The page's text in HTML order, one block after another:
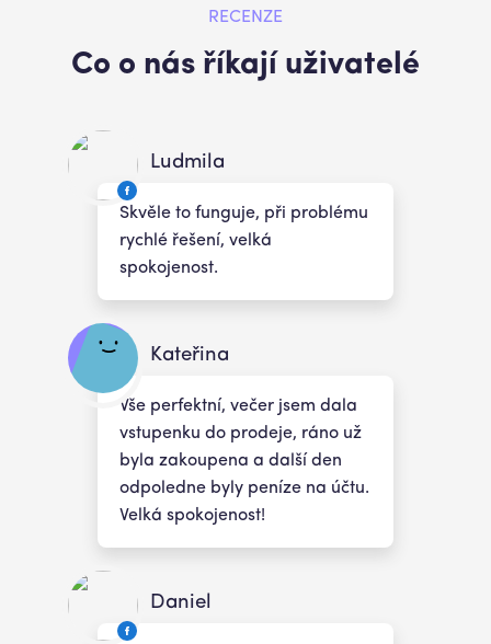
RECENZE
Co o nás říkají uživatelé
Ludmila
Skvěle to funguje, při problému
rychlé řešení, velká
spokojenost.
Kateřina
Vše perfektní, večer jsem dala
vstupenku do prodeje, ráno už
byla zakoupena a další den
odpoledne byly peníze na účtu.
Velká spokojenost!
Daniel